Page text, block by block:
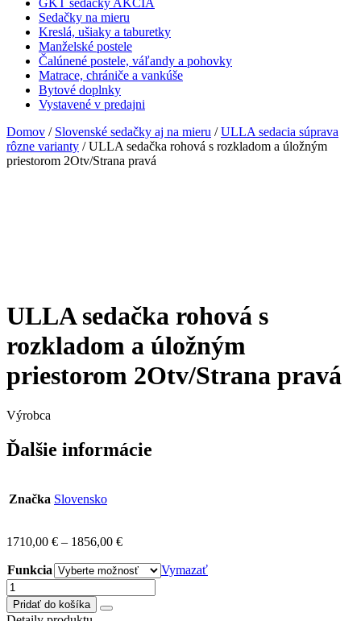
GKT sedačky AKCIA
Sedačky na mieru
Kreslá, ušiaky a taburetky
Manželské postele
Čalúnené postele, váľandy a pohovky
Matrace, chrániče a vankúše
Bytové doplnky
Vystavené v predajni
Domov / Slovenské sedačky aj na mieru /ULLA sedacia súprava
rôzne varianty / ULLA sedačka rohová s rozkladom a úložným
priestorom 2Otv/Strana pravá
ULLA sedačka rohová s
rozkladom a úložným
priestorom 2Otv/Strana pravá
Výrobca
Ďalšie informácie
Značka Slovensko
1710,00 € – 1856,00 €
Funkcia
Vymazať
množstvo
ULLA
sedačka
Pridať do košíka